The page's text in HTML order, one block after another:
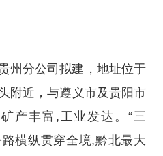
州分公司拟建，地址位于
附近，与遵义市及贵阳市
产丰富,工业发达。“三
路横纵贯穿全境,黔北最大